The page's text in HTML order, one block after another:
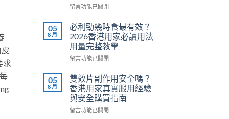
求
在
印
度
威
而
鋼
價：
香
港
用
家
留言功能已關閉
05
8 月
必利勁幾時食最有效？
2026香港用家必讀用法
用量完整教學
在
利
勁
幾
時
食
留言功能已關閉
05
8 月
雙效片副作用安全嗎？
香港用家真實服用經驗
與安全購買指南
在
留言功能已關閉